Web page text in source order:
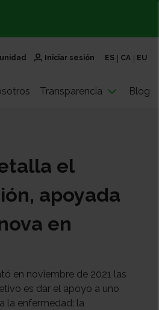
Iniciar sesión ES CA EU
Transparencia Blog
el
apoyada
en
en noviembre de 2021 las
es dar el apoyo a uno
la enfermedad: la